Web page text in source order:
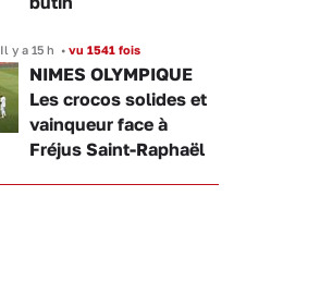
Il y a 15 h • vu 1541 fois
NIMES OLYMPIQUE
Les crocos solides et
vainqueur face à
Fréjus Saint-Raphaël